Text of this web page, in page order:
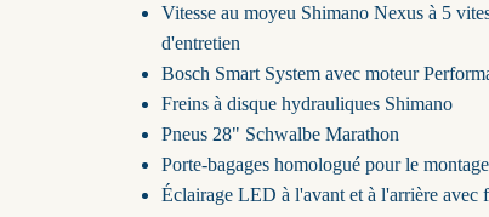
Vitesse au moyeu Shimano Nexus à 5
d'entretien
Bosch Smart System avec moteur
Freins à disque hydrauliques Shimano
Pneus 28" Schwalbe Marathon
Porte-bagages homologué pour le
Éclairage LED à l'avant et à l'arrière avec